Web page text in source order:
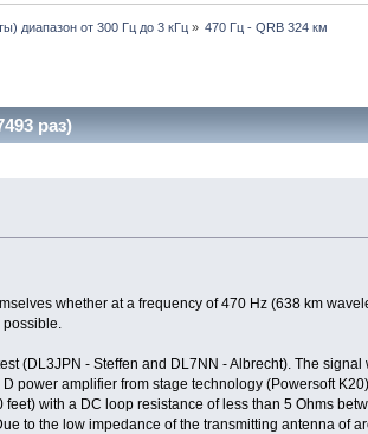
диапазон от 300 Гц до 3 кГц » 470 Гц - QRB 324 км
раз)
whether at a frequency of 470 Hz (638 km
possible.
(DL3JPN - Steffen and DL7NN - Albrecht). The
power amplifier from stage technology (Powersoft
with a DC loop resistance of less than 5 Ohms
to the low impedance of the transmitting antenna of